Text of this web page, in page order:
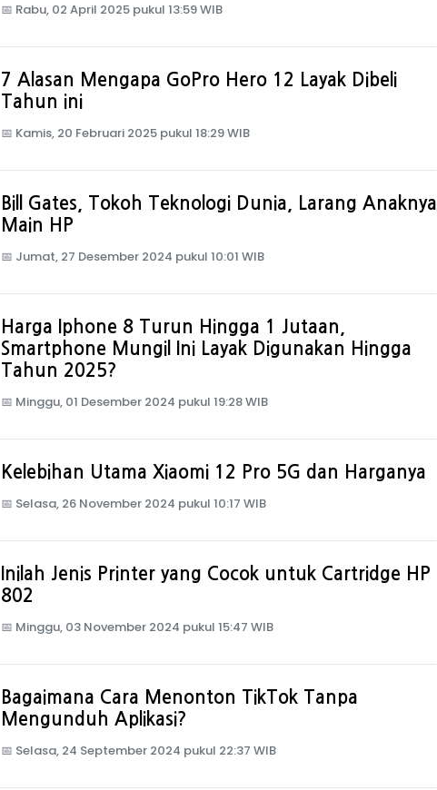
📅 Rabu, 02 April 2025 pukul 13:59 WIB
7 Alasan Mengapa GoPro Hero 12 Layak Dibeli
Tahun ini
📅 Kamis, 20 Februari 2025 pukul 18:29 WIB
Bill Gates, Tokoh Teknologi Dunia, Larang Anaknya
Main HP
📅 Jumat, 27 Desember 2024 pukul 10:01 WIB
Harga Iphone 8 Turun Hingga 1 Jutaan,
Smartphone Mungil Ini Layak Digunakan Hingga
Tahun 2025?
📅 Minggu, 01 Desember 2024 pukul 19:28 WIB
Kelebihan Utama Xiaomi 12 Pro 5G dan Harganya
📅 Selasa, 26 November 2024 pukul 10:17 WIB
Inilah Jenis Printer yang Cocok untuk Cartridge HP
802
📅 Minggu, 03 November 2024 pukul 15:47 WIB
Bagaimana Cara Menonton TikTok Tanpa
Mengunduh Aplikasi?
📅 Selasa, 24 September 2024 pukul 22:37 WIB